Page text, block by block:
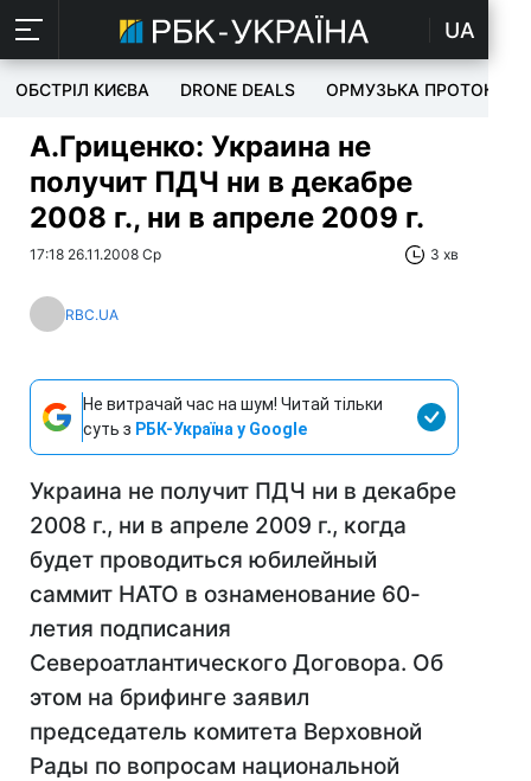
UA
ОБСТРІЛ КИЄВА DRONE DEALS ОРМУЗЬКА ПРОТОКА
А.Гриценко: Украина не
получит ПДЧ ни в декабре
2008 г., ни в апреле 2009 г.
17:18 26.11.2008 Ср 3 хв
RBC.UA
Не витрачай час на шум! Читай тільки
суть з РБК-Україна у Google
Украина не получит ПДЧ ни в декабре
2008 г., ни в апреле 2009 г., когда
будет проводиться юбилейный
саммит НАТО в ознаменование 60-
летия подписания
Североатлантического Договора. Об
этом на брифинге заявил
председатель комитета Верховной
Рады по вопросам национальной